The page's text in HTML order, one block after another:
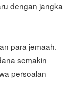
dengan jangka
para jemaah.
semakin
persoalan